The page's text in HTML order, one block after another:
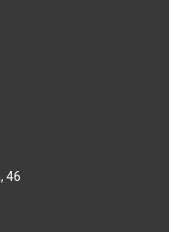
телевизора
телевизора
телевизора
телевизора
телевизора
телевизора
46